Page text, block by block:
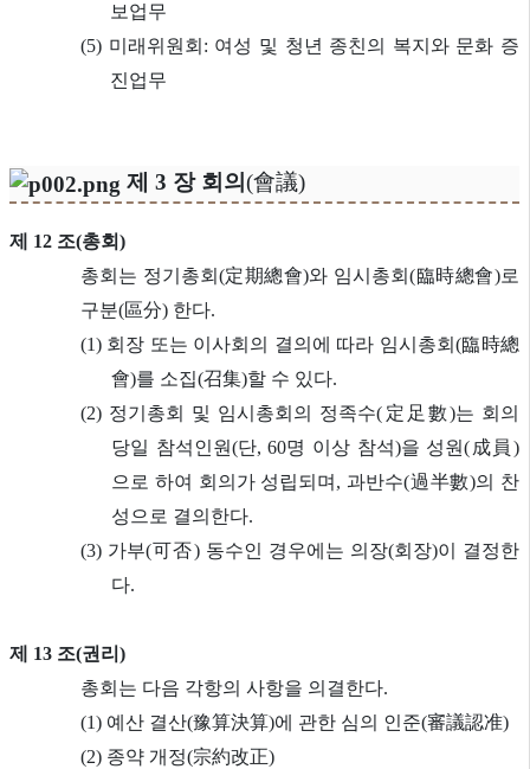
보업무
(5) 미래위원회: 여성 및 청년 종친의 복지와 문화 증
진업무
제 3 장 회의(會議)
제 12 조(총회)
총회는 정기총회(定期總會)와 임시총회(臨時總會)로
구분(區分) 한다.
(1) 회장 또는 이사회의 결의에 따라 임시총회(臨時總
會)를 소집(召集)할 수 있다.
(2) 정기총회 및 임시총회의 정족수(定足數)는 회의
당일 참석인원(단, 60명 이상 참석)을 성원(成員)
으로 하여 회의가 성립되며, 과반수(過半數)의 찬
성으로 결의한다.
(3) 가부(可否) 동수인 경우에는 의장(회장)이 결정한
다.
제 13 조(권리)
총회는 다음 각항의 사항을 의결한다.
(1) 예산 결산(豫算決算)에 관한 심의 인준(審議認准)
(2) 종약 개정(宗約改正)